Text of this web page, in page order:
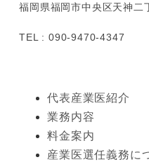
福岡県福岡市中央区天神
TEL : 090-9470-4347
代表産業医紹介
業務内容
料金案内
産業医選任義務に